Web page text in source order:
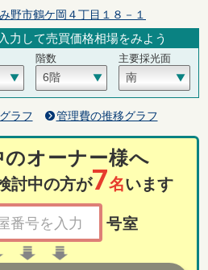
野市鶴ケ岡４丁目１８－１
力して売買価格相場をみよう
階数 主要採光面
ラフ 管理費の推移グラフ
のオーナー様へ
討中の方が7名います
号室